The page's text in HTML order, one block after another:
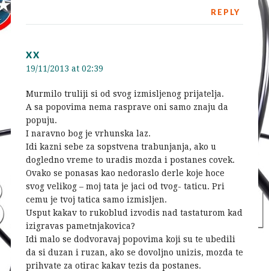
REPLY
XX
19/11/2013 at 02:39
Murmilo truliji si od svog izmisljenog prijatelja.
A sa popovima nema rasprave oni samo znaju da
popuju.
I naravno bog je vrhunska laz.
Idi kazni sebe za sopstvena trabunjanja, ako u
dogledno vreme to uradis mozda i postanes covek.
Ovako se ponasas kao nedoraslo derle koje hoce
svog velikog – moj tata je jaci od tvog- taticu. Pri
cemu je tvoj tatica samo izmisljen.
Usput kakav to rukoblud izvodis nad tastaturom kad
izigravas pametnjakovica?
Idi malo se dodvoravaj popovima koji su te ubedili
da si duzan i ruzan, ako se dovoljno unizis, mozda te
prihvate za otirac kakav tezis da postanes.